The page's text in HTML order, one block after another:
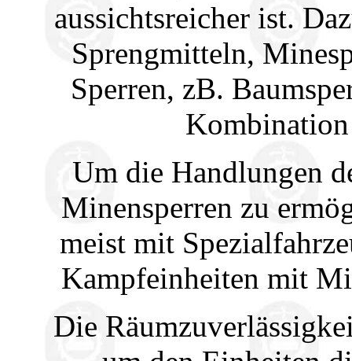
aussichtsreicher ist.
Sprengmitteln,
Sperren, zB.
Kombination
Um die Handlungen
Minensperren zu
meist mit
Kampfeinheiten mit
Die